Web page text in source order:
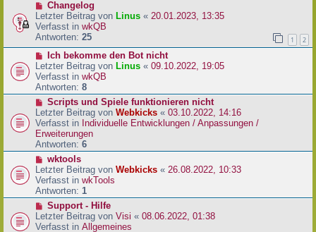
a
g
B
e
i
t
a
g
N
e
u
e
r
B
e
i
t
a
g
Changelog
Letzter Beitrag von Linus « 20.01.2023, 13:35
Verfasst in wkQB
Antworten: 25 1 2
N
e
u
e
r
B
e
i
t
r
a
g
Ich bekomme den Bot nicht
Letzter Beitrag von Linus « 09.10.2022, 19:05
Verfasst in wkQB
Antworten: 8
N
e
u
e
r
B
e
i
t
r
a
g
Scripts und Spiele funktionieren nicht
Letzter Beitrag von Webkicks « 03.10.2022, 14:16
Verfasst in Individuelle Entwicklungen / Anpassungen /
Erweiterungen
Antworten: 6
N
e
u
e
r
B
e
wktools
Letzter Beitrag von Webkicks « 26.08.2022, 10:33
Verfasst in wkTools
Antworten: 1
N
e
u
Support - Hilfe
Letzter Beitrag von Visi « 08.06.2022, 01:38
Verfasst in Allgemeines